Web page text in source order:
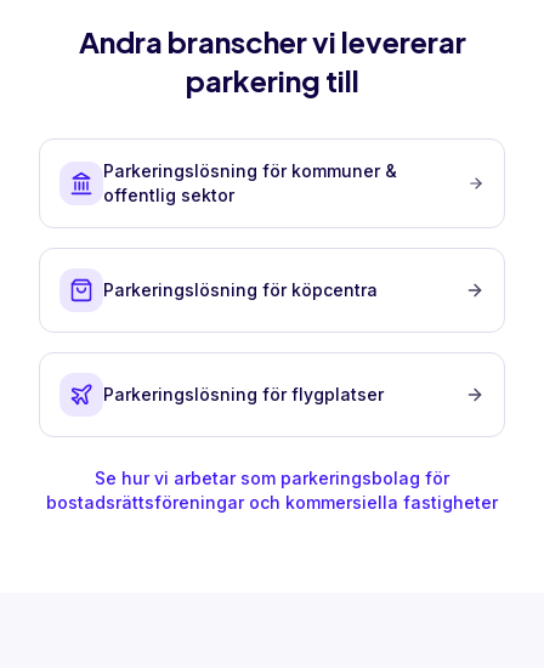
Andra branscher vi levererar
parkering till
Parkeringslösning för kommuner &
offentlig sektor
Parkeringslösning för köpcentra
Parkeringslösning för flygplatser
Se hur vi arbetar som parkeringsbolag för
bostadsrättsföreningar och kommersiella fastigheter